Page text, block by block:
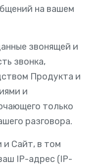
на вашем
звонящей и
звонка,
Продукта и
и
только
разговора.
и Сайт, в том
IP-адрес (IP-